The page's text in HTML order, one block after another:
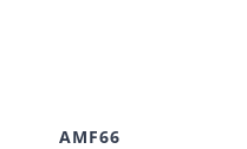
AMF66